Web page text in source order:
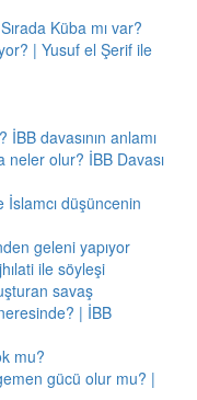
Küba mı var?
| Yusuf el Şerif ile
davasının anlamı
neler olur? İBB Davası
İslamcı düşüncenin
geleni yapıyor
ile söyleşi
savaş
| İBB
mu?
gücü olur mu? |